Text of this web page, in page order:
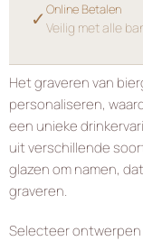
✓ Online Betalen
Veilig met alle
Het graveren van
personaliseren,
een unieke
uit verschillende
glazen om namen,
graveren.
Selecteer ontwerpen